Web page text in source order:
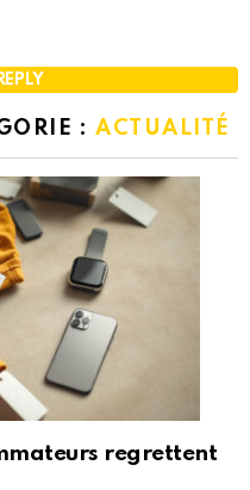
: ACTUALITÉ
regrettent